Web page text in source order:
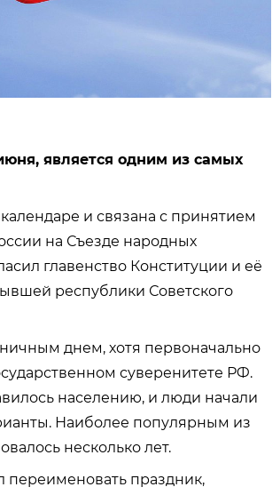
является одним из самых
и связана с принятием
на Съезде народных
главенство Конституции и её
республики Советского
днем, хотя первоначально
суверенитете РФ.
населению, и люди начали
Наиболее популярным из
несколько лет.
переименовать праздник,